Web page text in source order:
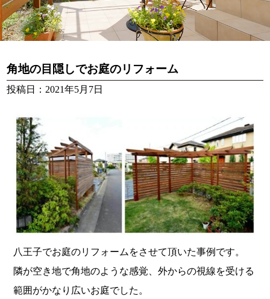
角地の目隠しでお庭のリフォーム
投稿日：2021年5月7日
八王子でお庭のリフォームをさせて頂いた事例です。
隣が空き地で角地のような感覚、外からの視線を受ける
範囲がかなり広いお庭でした。